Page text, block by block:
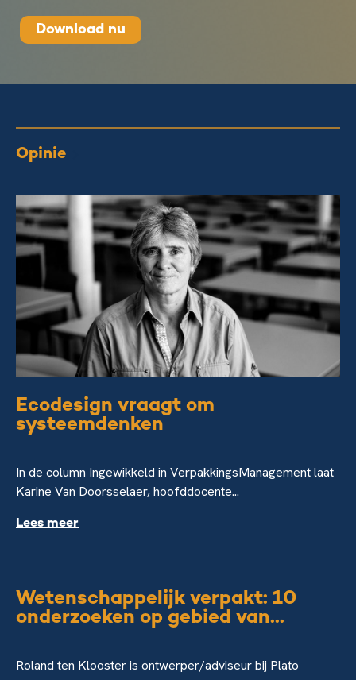
Download nu
Opinie
Ecodesign vraagt om
systeemdenken
In de column Ingewikkeld in VerpakkingsManagement laat
Karine Van Doorsselaer, hoofddocente...
Lees meer
Wetenschappelijk verpakt: 10
onderzoeken op gebied van...
Roland ten Klooster is ontwerper/adviseur bij Plato